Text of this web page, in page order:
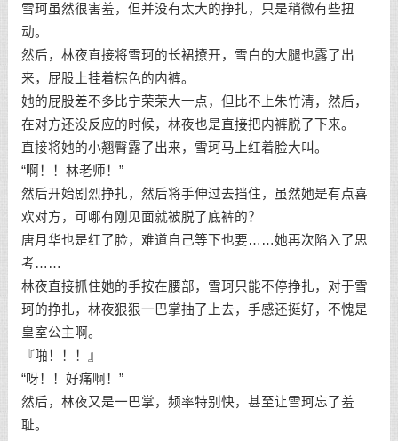
雪珂虽然很害羞，但并没有太大的挣扎，只是稍微有些扭
动。
然后，林夜直接将雪珂的长裙撩开，雪白的大腿也露了出
来，屁股上挂着棕色的内裤。
她的屁股差不多比宁荣荣大一点，但比不上朱竹清，然后，
在对方还没反应的时候，林夜也是直接把内裤脱了下来。
直接将她的小翘臀露了出来，雪珂马上红着脸大叫。
“啊！！林老师！”
然后开始剧烈挣扎，然后将手伸过去挡住，虽然她是有点喜
欢对方，可哪有刚见面就被脱了底裤的？
唐月华也是红了脸，难道自己等下也要……她再次陷入了思
考……
林夜直接抓住她的手按在腰部，雪珂只能不停挣扎，对于雪
珂的挣扎，林夜狠狠一巴掌抽了上去，手感还挺好，不愧是
皇室公主啊。
『啪！！！』
“呀！！好痛啊！”
然后，林夜又是一巴掌，频率特别快，甚至让雪珂忘了羞
耻。